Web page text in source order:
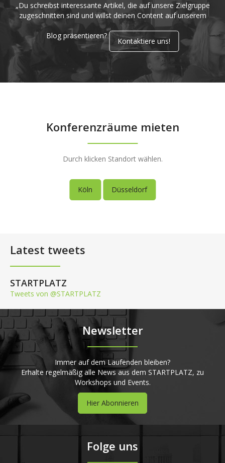
„Du schreibst interessante Artikel, die auf unsere Zielgruppe
zugeschnitten sind und willst deinen Content auf unserem
Blog präsentieren?
Kontaktiere uns!
Konferenzräume mieten
Durch klicken Standort wählen.
Köln Düsseldorf
Latest tweets
STARTPLATZ
Tweets von @STARTPLATZ
Newsletter
Immer auf dem Laufenden bleiben?
Erhalte regelmäßig alle News aus dem STARTPLATZ, zu
Workshops und Events.
Hier Abonnieren
Folge uns